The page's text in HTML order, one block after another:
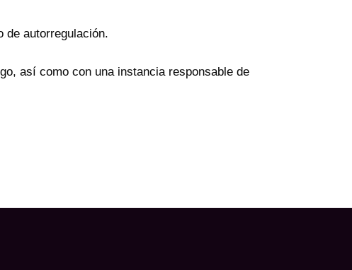
de autorregulación.
así como con una instancia responsable de